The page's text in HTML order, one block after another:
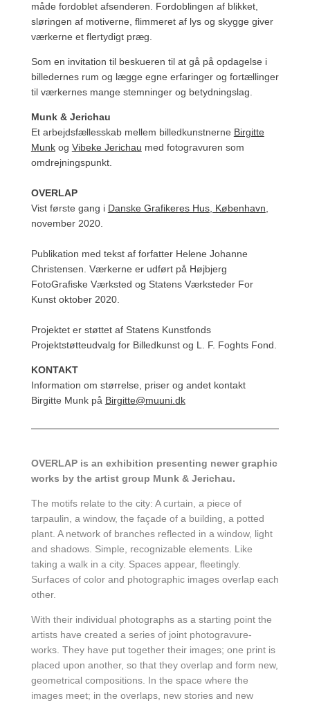
måde fordoblet afsenderen. Fordoblingen af blikket,
sløringen af motiverne, flimmeret af lys og skygge giver
værkerne et flertydigt præg.
Som en invitation til beskueren til at gå på opdagelse i
billedernes rum og lægge egne erfaringer og fortællinger
til værkernes mange stemninger og betydningslag.
Munk & Jerichau
Et arbejdsfællesskab mellem billedkunstnerne Birgitte
Munkog Vibeke Jerichau med fotogravuren som
omdrejningspunkt.
OVERLAP
Vist første gang i Danske Grafikeres Hus, København
november 2020.
Publikation med tekst af forfatter Helene Johanne
Christensen. Værkerne er udført på Højbjerg
FotoGrafiske Værksted og Statens Værksteder For
Kunst oktober 2020.
Projektet er støttet af Statens Kunstfonds
Projektstøtteudvalg for Billedkunst og L. F. Foghts Fond.
KONTAKT
Information om størrelse, priser og andet kontakt
Birgitte Munk på Birgitte@muuni.dk
OVERLAP is an exhibition presenting newer graphic
works by the artist group Munk & Jerichau.
The motifs relate to the city: A curtain, a piece of
tarpaulin, a window, the façade of a building, a potted
plant. A network of branches reflected in a window, light
and shadows. Simple, recognizable elements. Like
taking a walk in a city. Spaces appear, fleetingly.
Surfaces of color and photographic images overlap each
other.
With their individual photographs as a starting point the
artists have created a series of joint photogravure-
works. They have put together their images; one print is
placed upon another, so that they overlap and form new,
geometrical compositions. In the space where the
images meet; in the overlaps, new stories and new